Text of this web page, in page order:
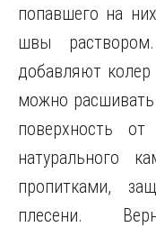
попавшего на
швы
добавляют
можно
поверхность
натурального
пропитками,
плесени.